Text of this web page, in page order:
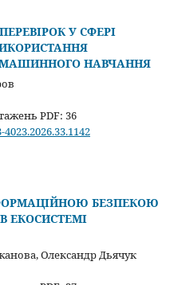
У СФЕРІ
МАШИННОГО НАВЧАННЯ
PDF: 36
БЕЗПЕКОЮ
ЕКОСИСТЕМІ
Олександр Дьячук